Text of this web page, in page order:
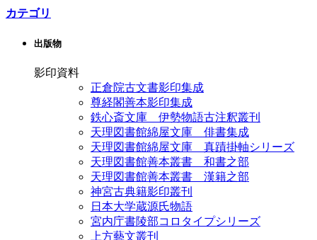
カテゴリ
出版物
影印資料
正倉院古文書影印集成
尊経閣善本影印集成
鉄心斎文庫 伊勢物語古注釈叢刊
天理図書館綿屋文庫 俳書集成
天理図書館綿屋文庫 真蹟掛軸シリーズ
天理図書館善本叢書 和書之部
天理図書館善本叢書 漢籍之部
神宮古典籍影印叢刊
日本大学蔵源氏物語
宮内庁書陵部コロタイプシリーズ
上方藝文叢刊